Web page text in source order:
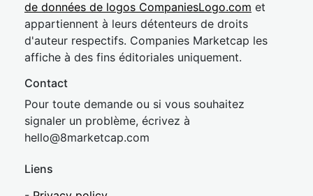
de données de logos CompaniesLogo.com et
appartiennent à leurs détenteurs de droits
d'auteur respectifs. Companies Marketcap les
affiche à des fins éditoriales uniquement.
Contact
Pour toute demande ou si vous souhaitez
signaler un problème, écrivez à
hello@8marketcap.com
Liens